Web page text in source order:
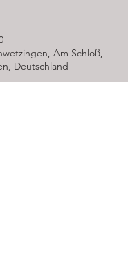
Am Schloß,
Deutschland